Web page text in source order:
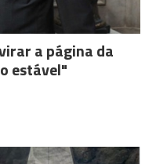
a página da
estável"